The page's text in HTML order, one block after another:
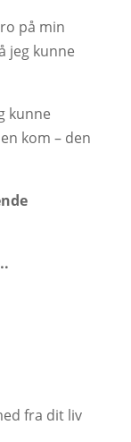
på min
jeg kunne
kunne
kom – den
fra dit liv